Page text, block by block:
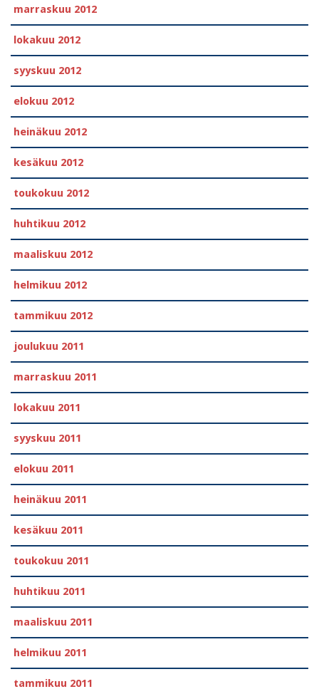
marraskuu 2012
lokakuu 2012
syyskuu 2012
elokuu 2012
heinäkuu 2012
kesäkuu 2012
toukokuu 2012
huhtikuu 2012
maaliskuu 2012
helmikuu 2012
tammikuu 2012
joulukuu 2011
marraskuu 2011
lokakuu 2011
syyskuu 2011
elokuu 2011
heinäkuu 2011
kesäkuu 2011
toukokuu 2011
huhtikuu 2011
maaliskuu 2011
helmikuu 2011
tammikuu 2011